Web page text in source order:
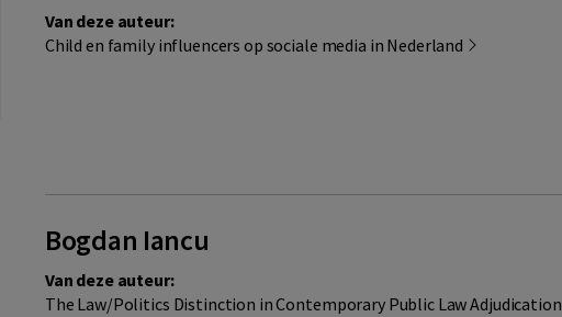
Van deze auteur:
Child en family influencers op sociale media in Nederland
Bogdan Iancu
Van deze auteur:
The Law/Politics Distinction in Contemporary Public Law Adjudication